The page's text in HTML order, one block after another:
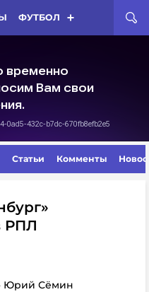
ФУТБОЛ
Статьи Комменты
РПЛ
Юрий Сёмин